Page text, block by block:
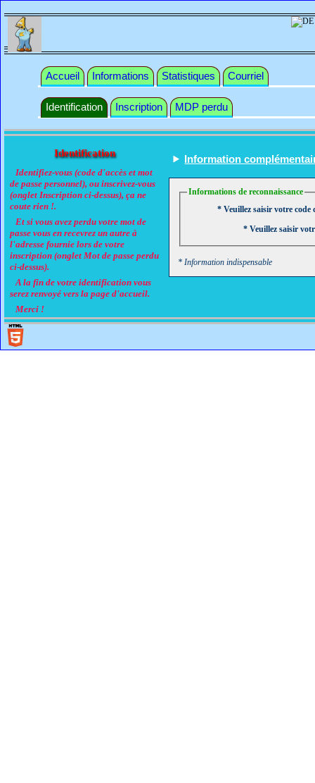
Accueil Informations Statistiques Courriel
Identification Inscription MDP perdu
Identification
Identifiez-vous (code d'accès et mot
de passe personnel), ou inscrivez-vous
(onglet Inscription ci-dessus), ça ne
coute rien !.
Et si vous avez perdu votre mot de
passe vous en recevrez un autre à
l'adresse fournie lors de votre
inscription (onglet Mot de passe perdu
ci-dessus).
A la fin de votre identification vous
serez renvoyé vers la page d'accueil.
Merci !
Information
Informations de reconnaissance
* Veuillez saisir votre
* Veuillez saisir
* Information indispensable